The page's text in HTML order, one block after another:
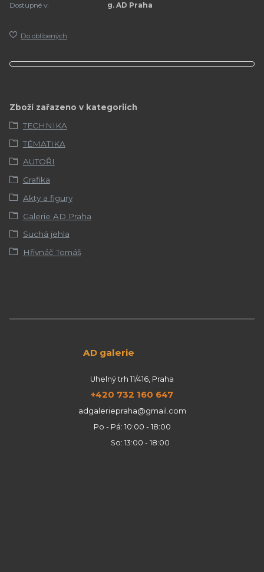
Dostupné v:
g. AD Praha
Do oblíbených
Zboží zařazeno v kategoriích
TECHNIKA
TÉMATIKA
AUTOŘI
Grafika
Akty a figury
Galerie AD Praha
Suchá jehla
Hřivnáč Tomáš
AD galerie
Uhelný trh 11/416, Praha
+420 732 160 647
adgaleriepraha@gmail.com
Po - Pá: 10:00 - 18:00
So: 13:00 - 18:00